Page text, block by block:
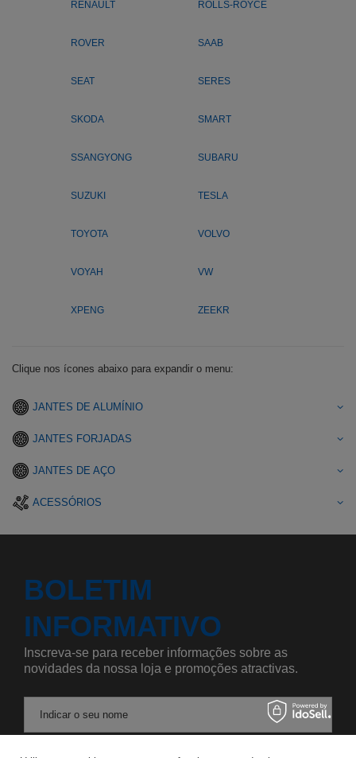
RENAULT ROLLS-ROYCE
ROVER SAAB
SEAT SERES
SKODA SMART
SSANGYONG SUBARU
SUZUKI TESLA
TOYOTA VOLVO
VOYAH VW
XPENG ZEEKR
Clique nos ícones abaixo para expandir o menu:
JANTES DE ALUMÍNIO
JANTES FORJADAS
JANTES DE AÇO
ACESSÓRIOS
BOLETIM
INFORMATIVO
Inscreva-se para receber informações sobre as
novidades da nossa loja e promoções atractivas.
Indicar o seu nome